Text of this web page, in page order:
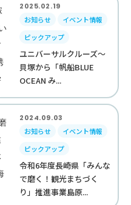
2025.02.19
お知らせ
イベント情報
ピックアップ
ユニバーサルクルーズ～
貝塚から「帆船BLUE
OCEAN み...
2024.09.03
お知らせ
イベント情報
ピックアップ
令和6年度長崎県「みんな
で磨く！観光まちづく
り」推進事業島原...